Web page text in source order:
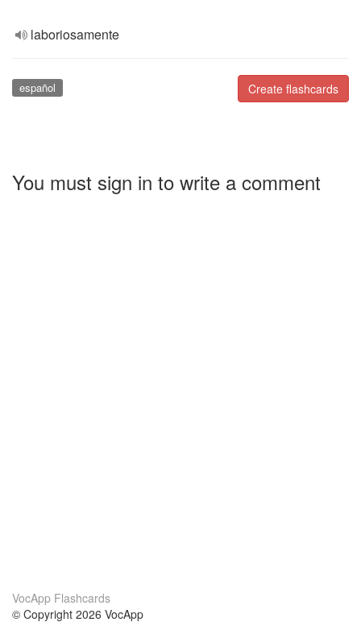
laboriosamente
Create flashcards
español
You must sign in to write a comment
VocApp Flashcards
© Copyright 2026 VocApp